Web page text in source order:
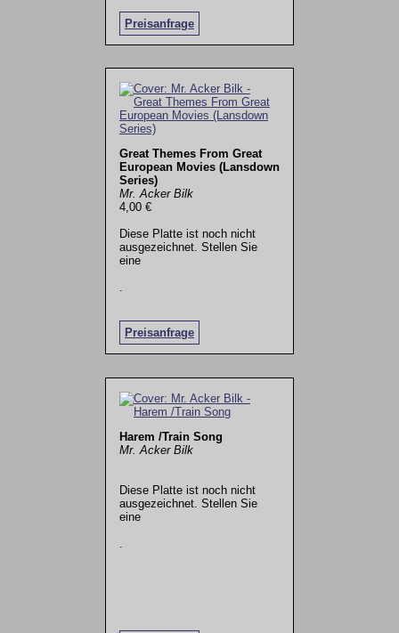
Preisanfrage
Great Themes From Great
European Movies (Lansdown
Series)
Mr. Acker Bilk
4,00 €
Diese Platte ist noch nicht
ausgezeichnet. Stellen Sie
eine
Preisanfrage
.
Harem /Train Song
Mr. Acker Bilk
Diese Platte ist noch nicht
ausgezeichnet. Stellen Sie
eine